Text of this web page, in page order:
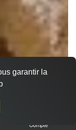
Compte
garantir la